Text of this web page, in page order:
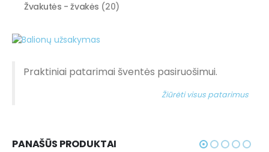
Žvakutės - žvakės (20)
Praktiniai patarimai šventės pasiruošimui.
Žiūrėti visus patarimus
PANAŠŪS PRODUKTAI